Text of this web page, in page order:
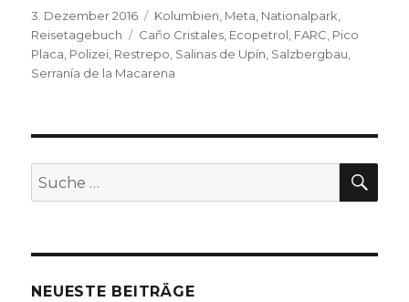
c
e
b
o
k
to
d
o
ai
l
le
n
Veröffentlicht
am
3. Dezember 2016 Kategorien
Kolumbien Meta Nationalpark
Reisetagebuch
Schlagwörter
Caño Cristales Ecopetrol FARC Pico
Placa Polizei Restrepo Salinas de Upín Salzbergbau
Serranía de la Macarena
Suche
nach:
NEUESTE BEITRÄGE